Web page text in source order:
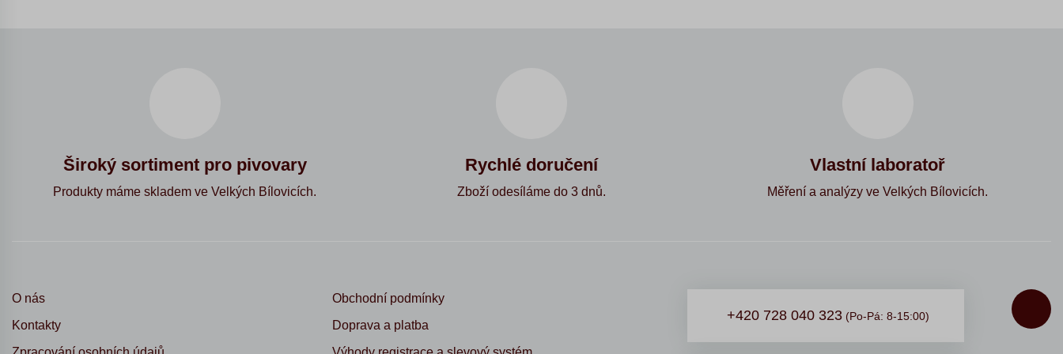
Široký sortiment pro pivovary
Produkty máme skladem ve Velkých Bílovicích.
Rychlé doručení
Zboží odesíláme do 3 dnů.
Vlastní laboratoř
Měření a analýzy ve Velkých Bílovicích.
O nás
Kontakty
Obchodní podmínky
Doprava a platba
+420 728 040 323 (Po-Pá: 8-15:00)